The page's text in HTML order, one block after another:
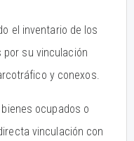
el inventario de los
su vinculación
y conexos.
ocupados o
vinculación con